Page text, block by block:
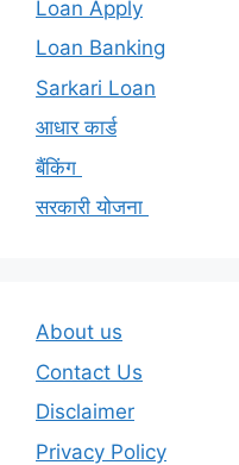
Loan Apply
Loan Banking
Sarkari Loan
आधार कार्ड
बैंकिंग
सरकारी योजना
About us
Contact Us
Disclaimer
Privacy Policy